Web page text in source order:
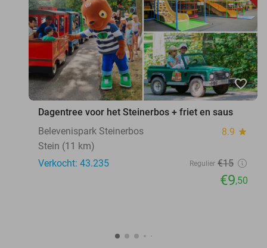
favorite_border
Dagentree voor het Steinerbos + friet en saus
Belevenispark Steinerbos
8.9 star
Stein (11 km)
Verkocht: 43.235
Regulier €15
€9,50